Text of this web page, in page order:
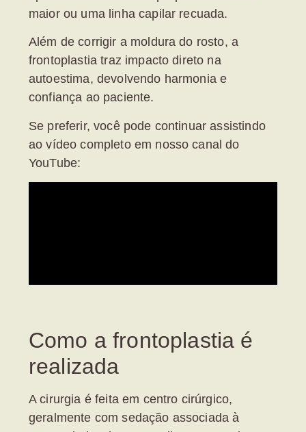
maior ou uma linha capilar recuada.
Além de corrigir a moldura do rosto, a
frontoplastia traz impacto direto na
autoestima, devolvendo harmonia e
confiança ao paciente.
Se preferir, você pode continuar assistindo
ao vídeo completo em nosso canal do
YouTube:
Como a frontoplastia é
realizada
A cirurgia é feita em centro cirúrgico,
geralmente com sedação associada à